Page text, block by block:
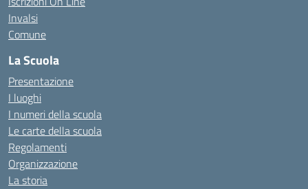
Invalsi
Comune
La Scuola
Presentazione
I luoghi
I numeri della scuola
Le carte della scuola
Regolamenti
Organizzazione
La storia